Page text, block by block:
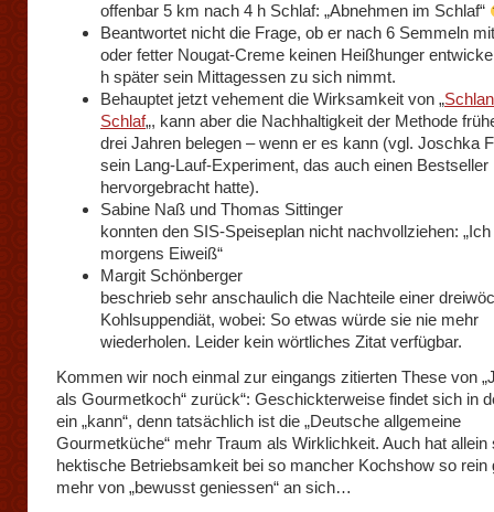
offenbar 5 km nach 4 h Schlaf: „Abnehmen im Schlaf“
Beantwortet nicht die Frage, ob er nach 6 Semmeln
oder fetter Nougat-Creme keinen Heißhunger
h später sein Mittagessen zu sich nimmt.
Behauptet jetzt vehement die Wirksamkeit von „
Schlaf„, kann aber die Nachhaltigkeit der Methode
drei Jahren belegen – wenn er es kann (vgl. Joschka
sein Lang-Lauf-Experiment, das auch einen Bestseller
hervorgebracht hatte).
Sabine Naß und Thomas Sittinger
konnten den SIS-Speiseplan nicht nachvollziehen:
morgens Eiweiß“
Margit Schönberger
beschrieb sehr anschaulich die Nachteile einer
Kohlsuppendiät, wobei: So etwas würde sie nie mehr
wiederholen. Leider kein wörtliches Zitat verfügbar.
Kommen wir noch einmal zur eingangs zitierten These von
als Gourmetkoch“ zurück“: Geschickterweise findet sich in
ein „kann“, denn tatsächlich ist die „Deutsche allgemeine
Gourmetküche“ mehr Traum als Wirklichkeit. Auch hat allein
hektische Betriebsamkeit bei so mancher Kochshow so rein
mehr von „bewusst geniessen“ an sich…